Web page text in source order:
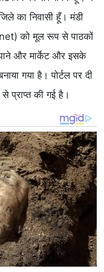
का निवासी हूँ। मंडी
को मूल रूप से पाठकों
और मार्केट और इसके
गया है। पोर्टल पर दी
से प्राप्त की गई है।